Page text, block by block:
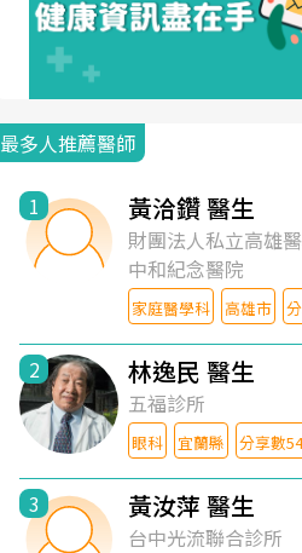
最多人推薦醫師
1 黃洽鑽 醫生
財團法人私立高雄
中和紀念醫院
家庭醫學科 高雄市
2 林逸民 醫生
五福診所
眼科 宜蘭縣 分享數
3 黃汝萍 醫生
台中光流聯合診所